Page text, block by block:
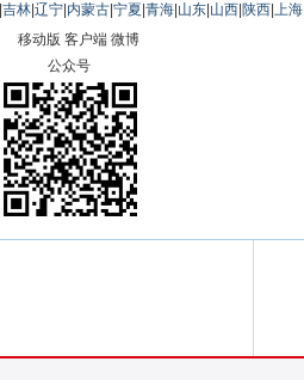
吉林 辽宁 内蒙古 宁夏 青海 山东 山西 陕西 上海
移动版 客户端 微博
公众号